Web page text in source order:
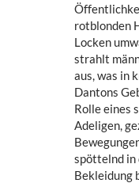
rotblonden
Locken
strahlt
aus, was in
Dantons
Rolle eines
Adeligen,
spöttelnd in
Bekleidung